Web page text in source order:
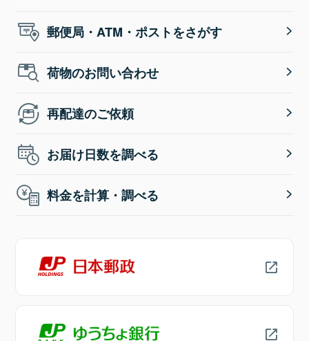
郵便局・ATM・ポストをさがす
荷物のお問い合わせ
再配達のご依頼
お届け日数を調べる
料金を計算・調べる